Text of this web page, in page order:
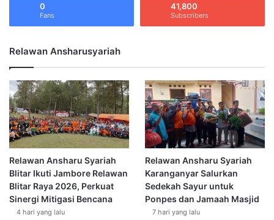
0
Fans
41,800
Subscribers
Relawan Ansharusyariah
Relawan Ansharu Syariah
Blitar Ikuti Jambore Relawan
Blitar Raya 2026, Perkuat
Sinergi Mitigasi Bencana
4 hari yang lalu
Relawan Ansharu Syariah
Karanganyar Salurkan
Sedekah Sayur untuk
Ponpes dan Jamaah Masjid
7 hari yang lalu